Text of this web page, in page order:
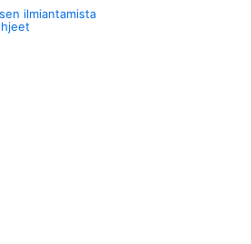
ilmiantamista